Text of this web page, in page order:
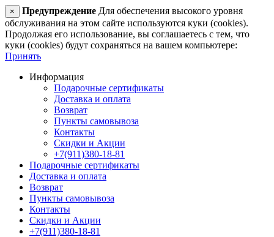
× Предупреждение Для обеспечения высокого уровня
обслуживания на этом сайте используются куки (cookies).
Продолжая его использование, вы соглашаетесь с тем, что
куки (cookies) будут сохраняться на вашем компьютере:
Принять
Информация
Подарочные сертификаты
Доставка и оплата
Возврат
Пункты самовывоза
Контакты
Скидки и Акции
+7(911)380-18-81
Подарочные сертификаты
Доставка и оплата
Возврат
Пункты самовывоза
Контакты
Скидки и Акции
+7(911)380-18-81